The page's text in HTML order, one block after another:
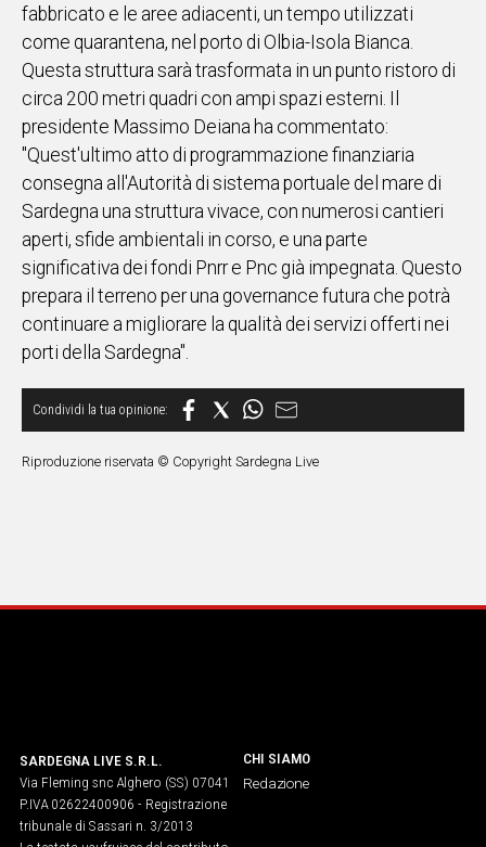
fabbricato e le aree adiacenti, un tempo utilizzati
come quarantena, nel porto di Olbia-Isola Bianca.
Questa struttura sarà trasformata in un punto ristoro di
circa 200 metri quadri con ampi spazi esterni. Il
presidente Massimo Deiana ha commentato:
"Quest'ultimo atto di programmazione finanziaria
consegna all'Autorità di sistema portuale del mare di
Sardegna una struttura vivace, con numerosi cantieri
aperti, sfide ambientali in corso, e una parte
significativa dei fondi Pnrr e Pnc già impegnata. Questo
prepara il terreno per una governance futura che potrà
continuare a migliorare la qualità dei servizi offerti nei
porti della Sardegna".
Riproduzione riservata © Copyright Sardegna Live
SARDEGNA LIVE S.R.L.
Via Fleming snc Alghero (SS) 07041
P.IVA 02622400906 - Registrazione
tribunale di Sassari n. 3/2013
CHI SIAMO
Redazione